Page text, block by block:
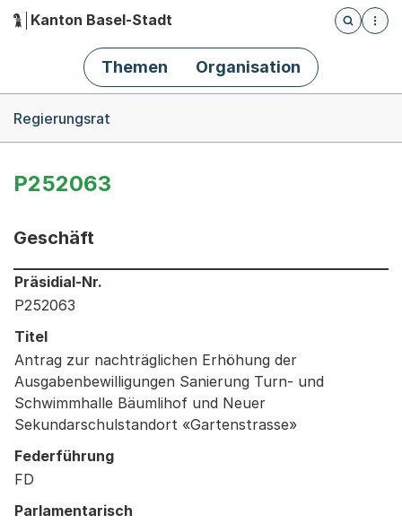
Hauptnavigation
Kanton Basel-Stadt
Öffnet
Themen Organisation
Regierungsrat
P252063
Geschäft
Informationen zum Ausgewählten Geschäft
Präsidial-Nr.
P252063
Titel
Antrag zur nachträglichen Erhöhung der
Ausgabenbewilligungen Sanierung Turn- und
Schwimmhalle Bäumlihof und Neuer
Sekundarschulstandort «Gartenstrasse»
Federführung
FD
Parlamentarisch